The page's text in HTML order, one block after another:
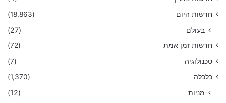
חדשות היום
(18,863)
בעולם (27)
חדשות זמן אמת
(72)
טכנולוגיה
(7)
כלכלה
(1,370)
מניות (12)